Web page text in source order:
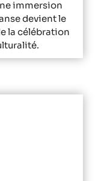
immersion
devient le
la célébration